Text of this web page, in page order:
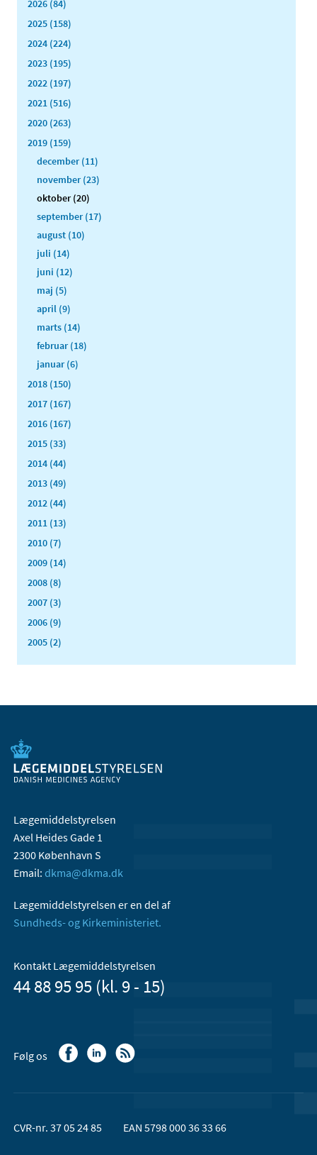
2026 (84)
2025 (158)
2024 (224)
2023 (195)
2022 (197)
2021 (516)
2020 (263)
2019 (159)
december (11)
november (23)
oktober (20)
september (17)
august (10)
juli (14)
juni (12)
maj (5)
april (9)
marts (14)
februar (18)
januar (6)
2018 (150)
2017 (167)
2016 (167)
2015 (33)
2014 (44)
2013 (49)
2012 (44)
2011 (13)
2010 (7)
2009 (14)
2008 (8)
2007 (3)
2006 (9)
2005 (2)
Lægemiddelstyrelsen
Axel Heides Gade 1
2300 København S
Email: dkma@dkma.dk
Lægemiddelstyrelsen er en del af
Sundheds- og Kirkeministeriet.
Kontakt Lægemiddelstyrelsen
44 88 95 95 (kl. 9 - 15)
Følg os
CVR-nr. 37 05 24 85 EAN 5798 000 36 33 66